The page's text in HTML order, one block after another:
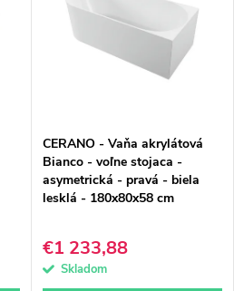
CERANO - Vaňa akrylátová
Bianco - voľne stojaca -
asymetrická - pravá - biela
lesklá - 180x80x58 cm
€1 233,88
Skladom